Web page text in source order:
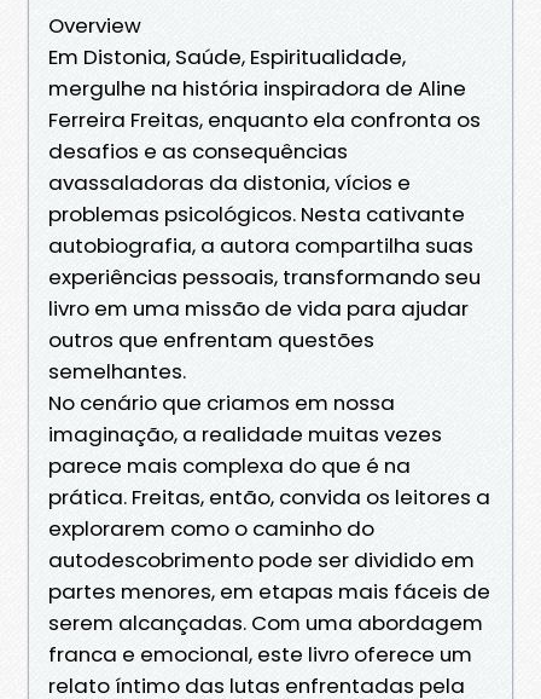
Overview
Em Distonia, Saúde, Espiritualidade,
mergulhe na história inspiradora de Aline
Ferreira Freitas, enquanto ela confronta os
desafios e as consequências
avassaladoras da distonia, vícios e
problemas psicológicos. Nesta cativante
autobiografia, a autora compartilha suas
experiências pessoais, transformando seu
livro em uma missão de vida para ajudar
outros que enfrentam questões
semelhantes.
No cenário que criamos em nossa
imaginação, a realidade muitas vezes
parece mais complexa do que é na
prática. Freitas, então, convida os leitores a
explorarem como o caminho do
autodescobrimento pode ser dividido em
partes menores, em etapas mais fáceis de
serem alcançadas. Com uma abordagem
franca e emocional, este livro oferece um
relato íntimo das lutas enfrentadas pela